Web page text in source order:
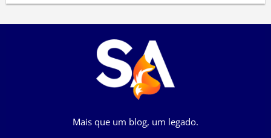
Mais que um blog, um legado.